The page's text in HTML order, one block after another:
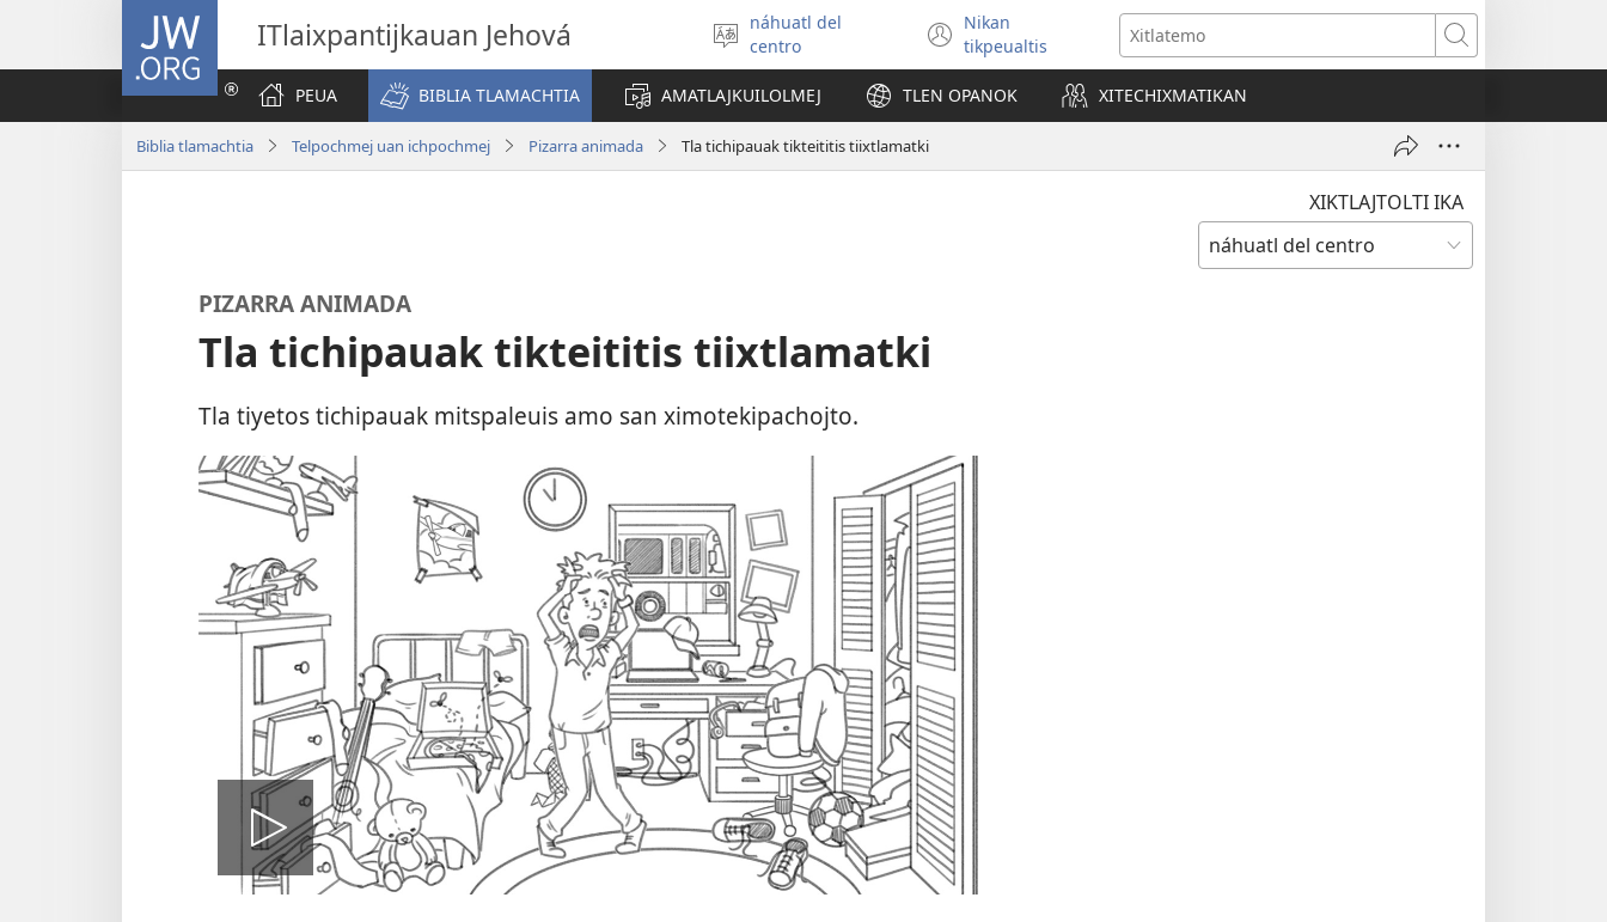
JW.ORG
ITlaixpantijkauan Jehová
se
tlajtoli
náhuatl del
centro
Nikan
tikpeualtis
(xiktlapo
okse
ventana)
Xitlatemo
PEUA BIBLIA TLAMACHTIA AMATLAJKUILOLMEJ TLEN OPANOK XITECHIXMATIKAN
Biblia tlamachtia Telpochmej uan ichpochmej Pizarra animada Tla tichipauak tikteititis tiixtlamatki
XIKTLAJTOLTI IKA
PIZARRA ANIMADA
Tla tichipauak tikteititis tiixtlamatki
Tla tiyetos tichipauak mitspaleuis amo san ximotekipachojto.
Ma